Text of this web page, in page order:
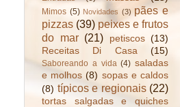
Mimos (5) Novidades (3) pães e
pizzas (39) peixes e frutos
do mar (21) petiscos (13)
Receitas Di Casa
(15)
Saboreando a vida (4) saladas
e molhos (8) sopas e caldos
(8) típicos e regionais (22)
tortas salgadas e quiches